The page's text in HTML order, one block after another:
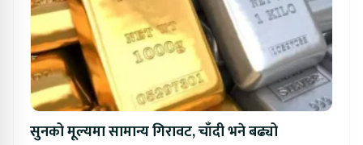
सुनको मूल्यमा सामान्य गिरावट, चाँदी भने बढ्यो